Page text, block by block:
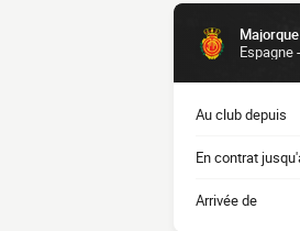
Majorque
Espagne
Au club depuis
En contrat
Arrivée de